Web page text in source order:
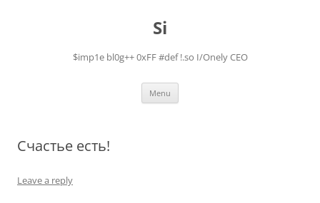
Si
$imp1e bl0g++ 0xFF #def !.so I/Onely CEO
Menu
Счастье есть!
Leave a reply